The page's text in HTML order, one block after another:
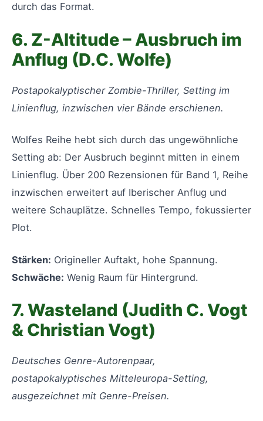
durch das Format.
6. Z-Altitude – Ausbruch im
Anflug (D.C. Wolfe)
Postapokalyptischer Zombie-Thriller, Setting im
Linienflug, inzwischen vier Bände erschienen.
Wolfes Reihe hebt sich durch das ungewöhnliche
Setting ab: Der Ausbruch beginnt mitten in einem
Linienflug. Über 200 Rezensionen für Band 1, Reihe
inzwischen erweitert auf Iberischer Anflug und
weitere Schauplätze. Schnelles Tempo, fokussierter
Plot.
Stärken: Origineller Auftakt, hohe Spannung.
Schwäche: Wenig Raum für Hintergrund.
7. Wasteland (Judith C. Vogt
& Christian Vogt)
Deutsches Genre-Autorenpaar,
postapokalyptisches Mitteleuropa-Setting,
ausgezeichnet mit Genre-Preisen.